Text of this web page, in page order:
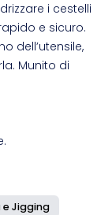
i cestelli
e sicuro.
dell’utensile,
Munito di
e Jigging